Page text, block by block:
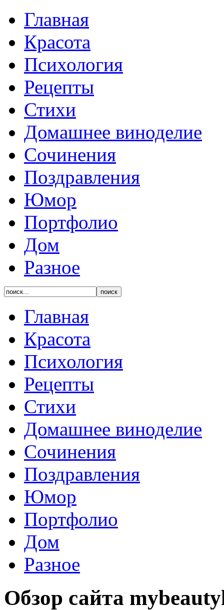
Главная
Красота
Психология
Рецепты
Стихи
Домашнее виноделие
Сочинения
Поздравления
Юмор
Портфолио
Дом
Разное
Главная
Красота
Психология
Рецепты
Стихи
Домашнее виноделие
Сочинения
Поздравления
Юмор
Портфолио
Дом
Разное
Обзор сайта